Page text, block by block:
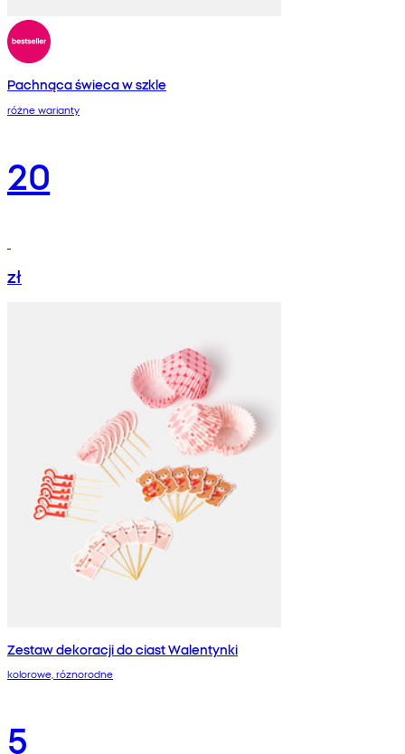
Pachnąca świeca w szkle
różne warianty
20
zł
Zestaw dekoracji do ciast Walentynki
kolorowe, róznorodne
5